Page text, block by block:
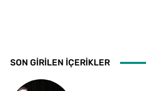
SON GİRİLEN İÇERİKLER